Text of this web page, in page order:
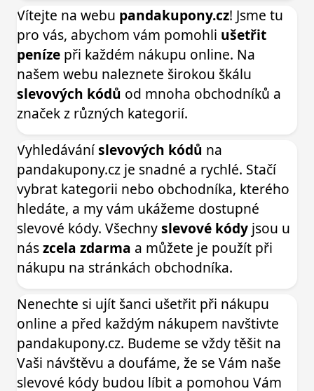
Vítejte na webu pandakupony.cz! Jsme tu
pro vás, abychom vám pomohli ušetřit
peníze při každém nákupu online. Na
našem webu naleznete širokou škálu
slevových kódů od mnoha obchodníků a
značek z různých kategorií.
Vyhledáváníslevových kódů na
pandakupony.cz je snadné a rychlé. Stačí
vybrat kategorii nebo obchodníka, kterého
hledáte, a my vám ukážeme dostupné
slevové kódy. Všechnyslevové kódy jsou u
nászcela zdarma a můžete je použít při
nákupu na stránkách obchodníka.
Nenechte si ujít šanci ušetřit při nákupu
online a před každým nákupem navštivte
pandakupony.cz. Budeme se vždy těšit na
Vaši návštěvu a doufáme, že se Vám naše
slevové kódy budou líbit a pomohou Vám